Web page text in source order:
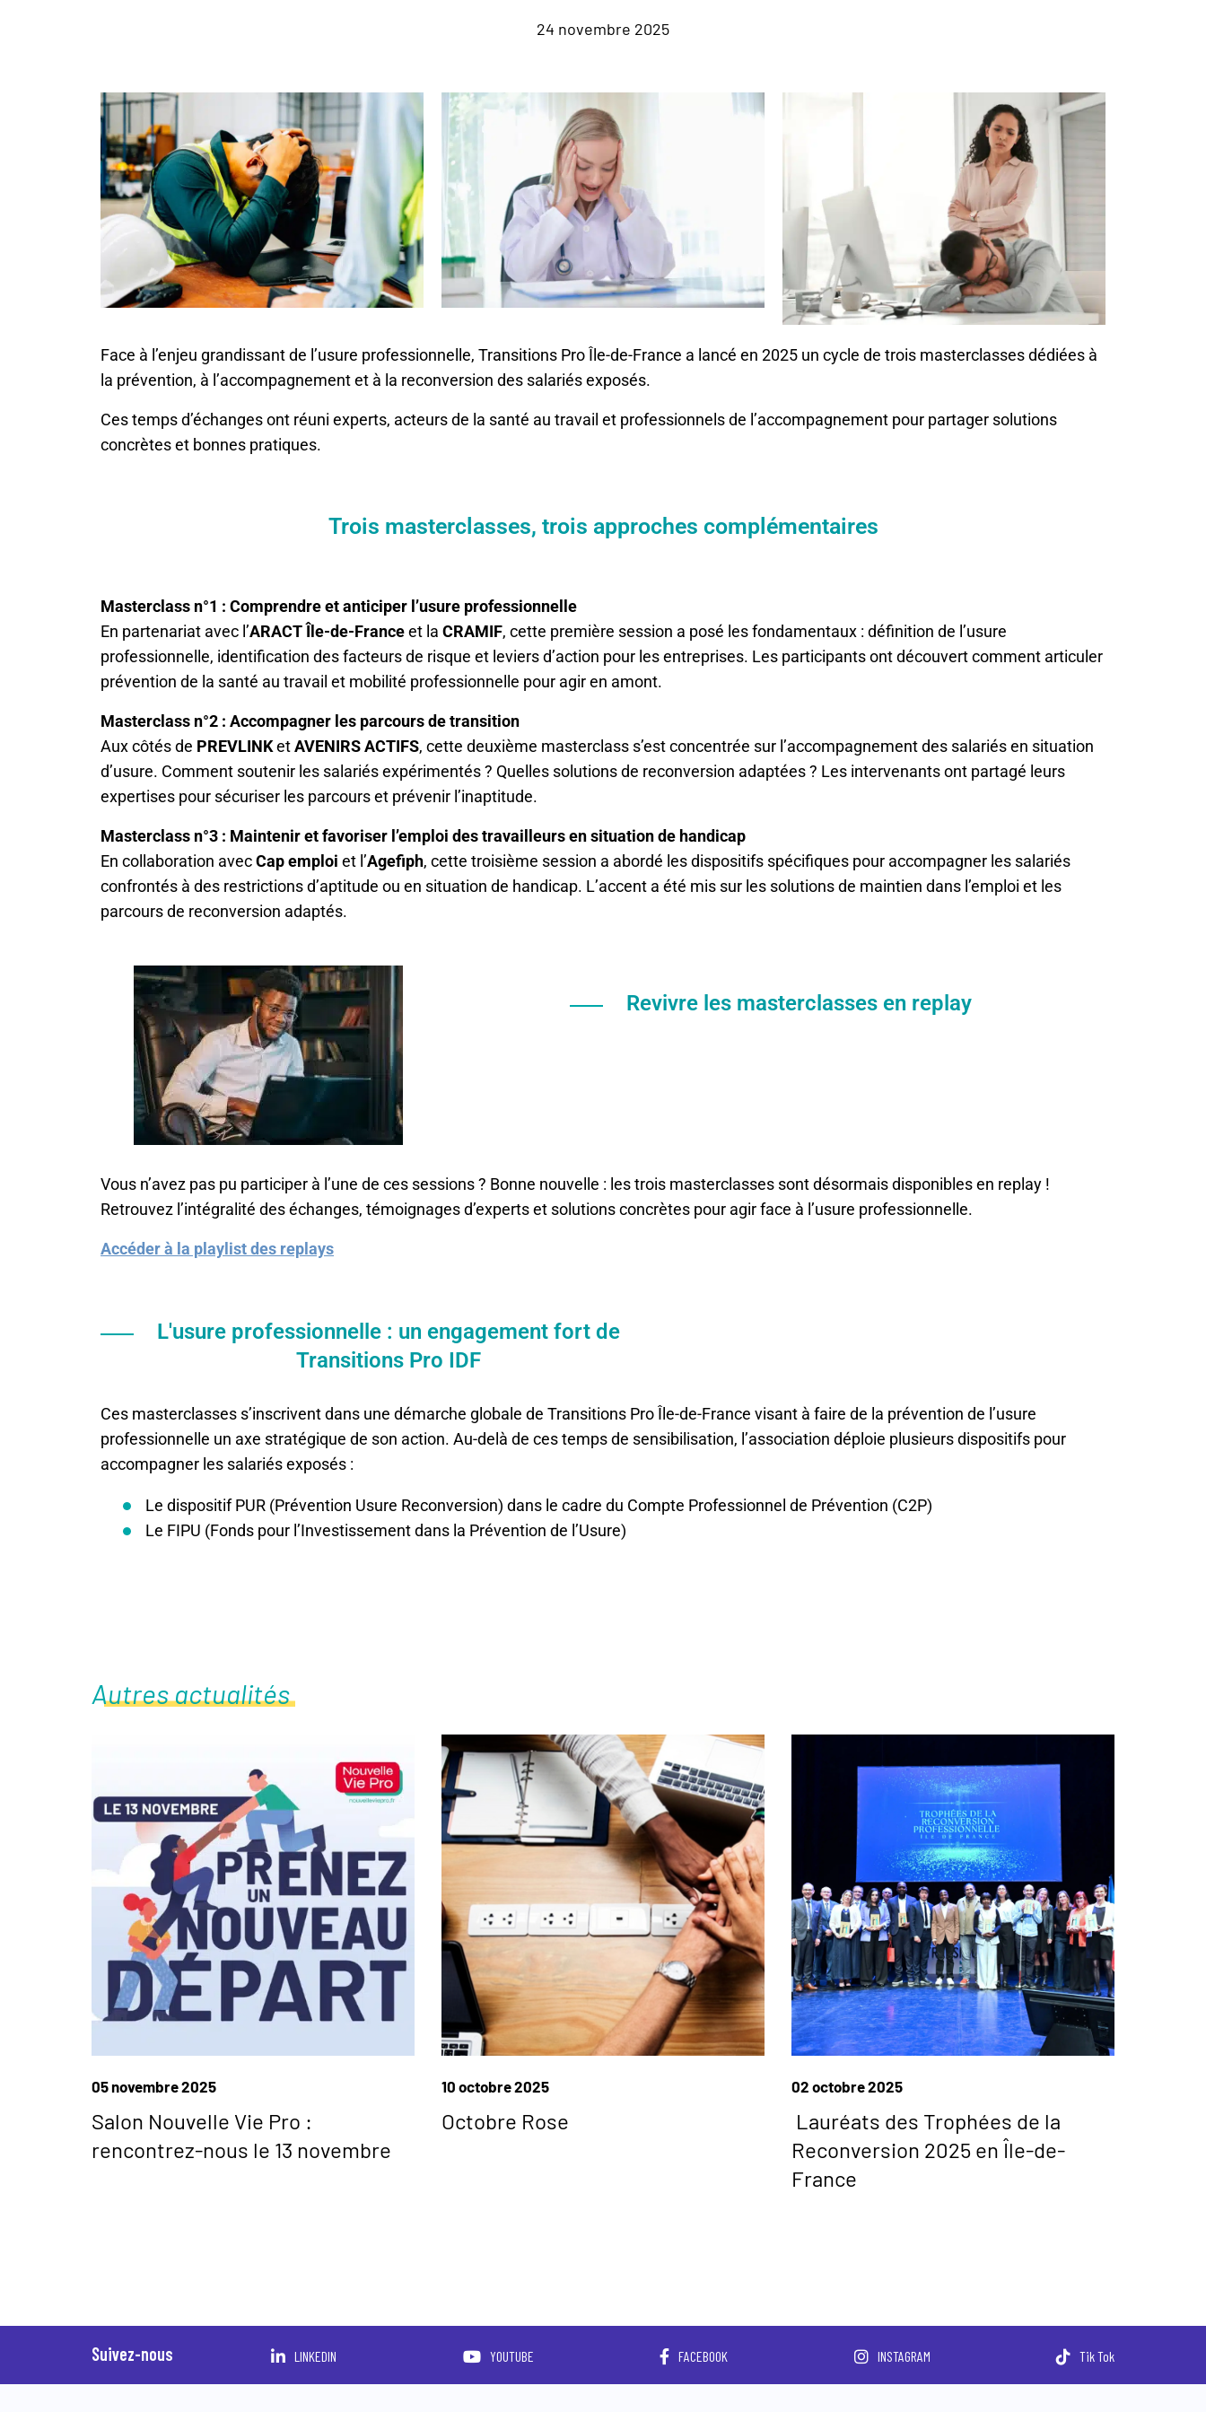
Nous contacter
Espace personnel
Instances
24 novembre 2025
Face à l’enjeu grandissant de l’usure professionnelle, Transitions Pro Île-de-France a lancé en 2025 un cycle de trois masterclasses dédiées à
la prévention, à l’accompagnement et à la reconversion des salariés exposés.
Ces temps d’échanges ont réuni experts, acteurs de la santé au travail et professionnels de l’accompagnement pour partager solutions
concrètes et bonnes pratiques.
Trois masterclasses, trois approches complémentaires
Masterclass n°1 : Comprendre et anticiper l’usure professionnelle
En partenariat avec l’ARACT Île-de-Franceet la CRAMIF, cette première session a posé les fondamentaux : définition de l’usure
professionnelle, identification des facteurs de risque et leviers d’action pour les entreprises. Les participants ont découvert comment articuler
prévention de la santé au travail et mobilité professionnelle pour agir en amont.
Masterclass n°2 : Accompagner les parcours de transition
Aux côtés de PREVLINKetAVENIRS ACTIFS, cette deuxième masterclass s’est concentrée sur l’accompagnement des salariés en situation
d’usure. Comment soutenir les salariés expérimentés ? Quelles solutions de reconversion adaptées ? Les intervenants ont partagé leurs
expertises pour sécuriser les parcours et prévenir l’inaptitude.
Masterclass n°3 : Maintenir et favoriser l’emploi des travailleurs en situation de handicap
En collaboration avecCap emploi et l’Agefiph, cette troisième session a abordé les dispositifs spécifiques pour accompagner les salariés
confrontés à des restrictions d’aptitude ou en situation de handicap. L’accent a été mis sur les solutions de maintien dans l’emploi et les
parcours de reconversion adaptés.
Revivre les masterclasses en replay
Vous n’avez pas pu participer à l’une de ces sessions ? Bonne nouvelle : les trois masterclasses sont désormais disponibles en replay !
Retrouvez l’intégralité des échanges, témoignages d’experts et solutions concrètes pour agir face à l’usure professionnelle.
Accéder à la playlist des replays
L'usure professionnelle : un engagement fort de
Transitions Pro IDF
Ces masterclasses s’inscrivent dans une démarche globale de Transitions Pro Île-de-France visant à faire de la prévention de l’usure
professionnelle un axe stratégique de son action. Au-delà de ces temps de sensibilisation, l’association déploie plusieurs dispositifs pour
accompagner les salariés exposés :
Le dispositif PUR (Prévention Usure Reconversion) dans le cadre du Compte Professionnel de Prévention (C2P)
Le FIPU (Fonds pour l’Investissement dans la Prévention de l’Usure)
Autres actualités
05 novembre 2025
Salon Nouvelle Vie Pro :
rencontrez-nous le 13 novembre
10 octobre 2025
Octobre Rose
02 octobre 2025
Lauréats des Trophées de la
Reconversion 2025 en Île-de-
France
Suivez-nous LINKEDIN YOUTUBE FACEBOOK INSTAGRAM Tik Tok